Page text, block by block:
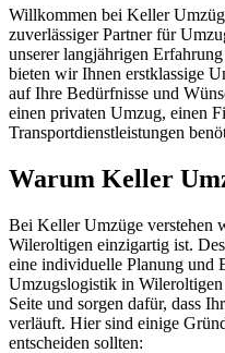
Willkommen bei Keller
zuverlässiger Partner für
unserer langjährigen
bieten wir Ihnen erstklassige
auf Ihre Bedürfnisse und
einen privaten Umzug, einen
Transportdienstleistungen
Warum Keller
Bei Keller Umzüge verstehen
Wileroltigen einzigartig ist.
eine individuelle Planung und
Umzugslogistik in
Seite und sorgen dafür, dass
verläuft. Hier sind einige
entscheiden sollten: